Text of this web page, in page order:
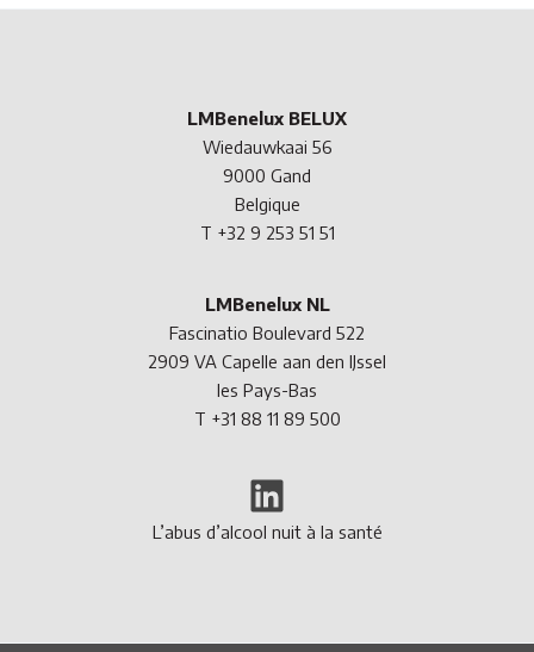
LMBenelux BELUX
Wiedauwkaai 56
9000 Gand
Belgique
T +32 9 253 51 51
LMBenelux NL
Fascinatio Boulevard 522
2909 VA Capelle aan den IJssel
les Pays-Bas
T +31 88 11 89 500
LinkedIn
L’abus d’alcool nuit à la santé